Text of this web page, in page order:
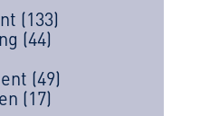
(133)
(44)
(49)
(17)